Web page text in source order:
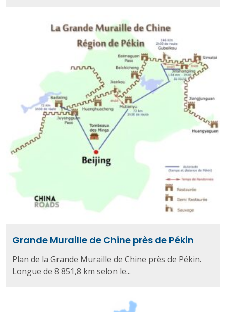
Grande Muraille de Chine près de Pékin
Plan de la Grande Muraille de Chine près de Pékin.
Longue de 8 851,8 km selon le...